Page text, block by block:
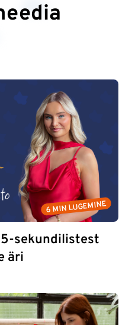
6 MIN LUGEMINE
sekundilistest
äri